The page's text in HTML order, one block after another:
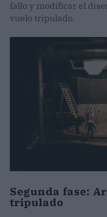
fallo y modificar el
vuelo tripulado.
Segunda fase:
tripulado